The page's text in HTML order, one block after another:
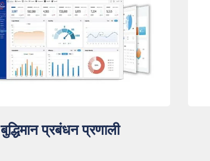
बुद्धिमान प्रबंधन प्रणाली